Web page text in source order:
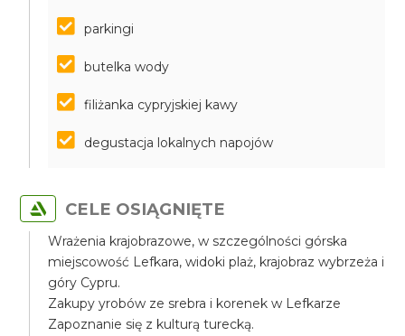
parkingi
butelka wody
filiżanka cypryjskiej kawy
degustacja lokalnych napojów
CELE OSIĄGNIĘTE
Wrażenia krajobrazowe, w szczególności górska
miejscowość Lefkara, widoki plaż, krajobraz wybrzeża i
góry Cypru.
Zakupy yrobów ze srebra i korenek w Lefkarze
Zapoznanie się z kulturą turecką.